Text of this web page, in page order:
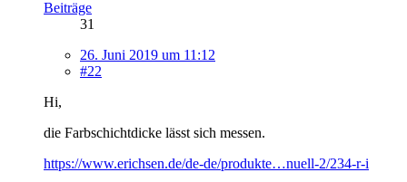
Beiträge
31
26. Juni 2019 um 11:12
#22
Hi,
die Farbschichtdicke lässt sich messen.
https://www.erichsen.de/de-de/produkte…nuell-2/234-r-i